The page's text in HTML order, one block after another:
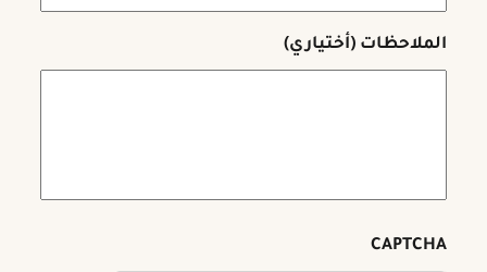
الملاحظات (أختياري)
CAPTCHA